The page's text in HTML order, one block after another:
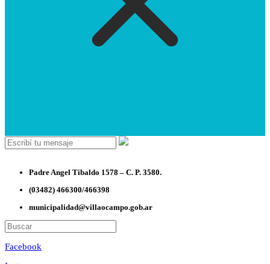
Padre Angel Tibaldo 1578 – C. P. 3580.
(03482) 466300/466398
municipalidad@villaocampo.gob.ar
Facebook